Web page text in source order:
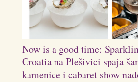
Now is a good time:
Croatia na Plešivici spaja
kamenice i cabaret show